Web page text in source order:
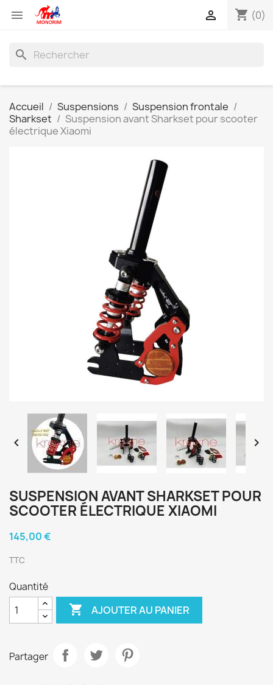
 shopping_cart (0)

search
Accueil Suspensions
Suspension frontale
Sharkset
Suspension avant Sharkset pour scooter
électrique Xiaomi
 
SUSPENSION AVANT SHARKSET POUR
SCOOTER ÉLECTRIQUE XIAOMI
145,00 €
TTC
Quantité
 AJOUTER AU PANIER
Partager